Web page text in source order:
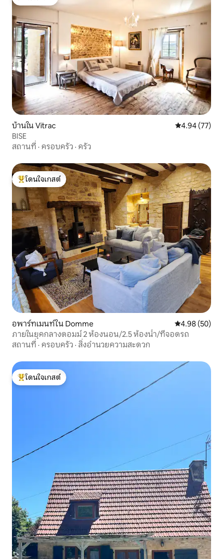
โดนใจเกสต์
บ้านใน Vitrac คะแนนเฉลี่ย
4.94 (77)
BISE
สถานที่ · ครอบครัว · ครัว
โดนใจเกสต์ที่สุด
โดนใจเกสต์
อพาร์ทเมนท์ใน Domme คะแนนเฉลี่ย
4.98 (50)
ภายในยุคกลางดอมม์ 2 ห้องนอน/2.5 ห้องน้ำ/ที่จอดรถ
สถานที่ · ครอบครัว · สิ่งอำนวยความสะดวก
โดนใจเกสต์ที่สุด
โดนใจเกสต์